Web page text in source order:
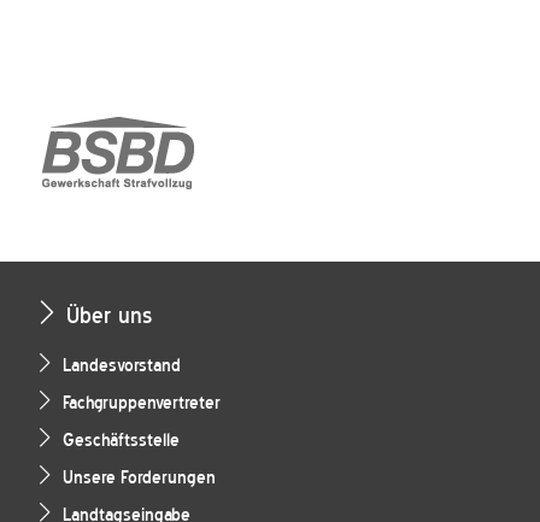
Über uns
Landesvorstand
Fachgruppenvertreter
Geschäftsstelle
Unsere Forderungen
Landtagseingabe